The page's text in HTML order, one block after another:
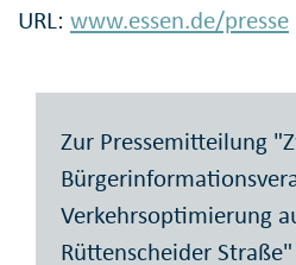
URL: www.essen.de/presse
Zur Pressemitteilung
Verkehrsoptimierung
Rüttenscheider